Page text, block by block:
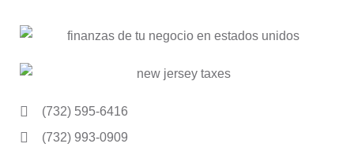
(732) 595-6416
(732) 993-0909